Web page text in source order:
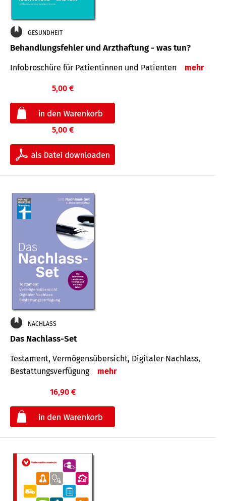
GESUNDHEIT
Behandlungsfehler und Arzthaftung - was tun?
Infobroschüre für Patientinnen und Patienten mehr
5,00 €
5,00 €
NACHLASS
Das Nachlass-Set
Testament, Vermögens­übersicht, Digitaler Nach­lass,
Bestat­tungs­ver­fügung
mehr
16,90 €